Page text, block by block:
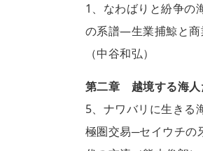
1、なわばりと紛争の
の系譜―生業捕鯨と
（中谷和弘）
第二章 越境する海人
5、ナワバリに生きる
極圏交易─セイウチの